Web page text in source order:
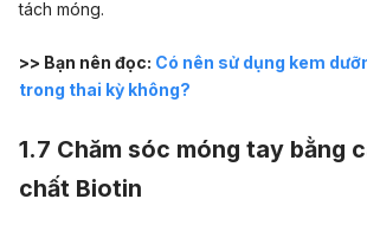
tách móng.
>> Bạn nên đọc: Có nên sử dụng kem
trong thai kỳ không?
1.7 Chăm sóc móng tay bằng
chất Biotin